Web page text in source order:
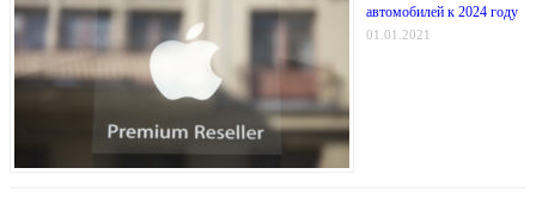
автомобилей к 2024 году
01.01.2021